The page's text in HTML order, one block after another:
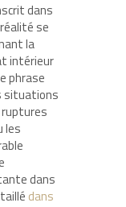
dans
se
la
intérieur
phrase
situations
les
dans
dans